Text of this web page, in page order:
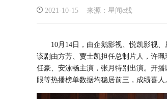
2021-10-15 来源：星闻e线
10月14日， 由企鹅影视、悦凯影视
该剧由方芳、贾士凯担任总制片人，许
任豪、安泳畅主演，张月特别出演。 开播
眼等热播榜单数据均稳居前三，成绩喜人